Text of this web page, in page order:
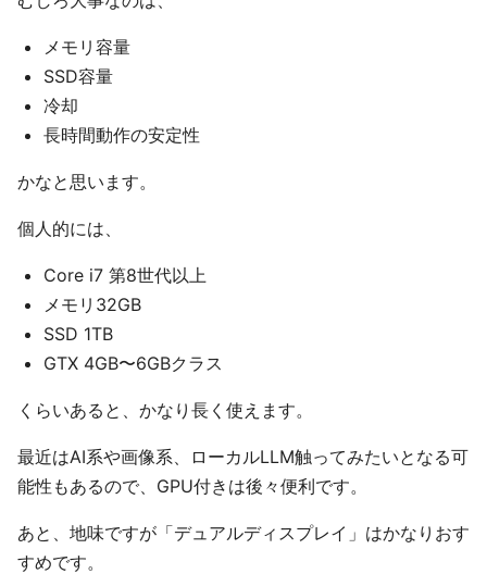
メモリ容量
SSD容量
冷却
長時間動作の安定性
かなと思います。
個人的には、
Core i7 第8世代以上
メモリ32GB
SSD 1TB
GTX 4GB〜6GBクラス
くらいあると、かなり長く使えます。
最近はAI系や画像系、ローカルLLM触ってみたいとなる可
能性もあるので、GPU付きは後々便利です。
あと、地味ですが「デュアルディスプレイ」はかなりおす
すめです。